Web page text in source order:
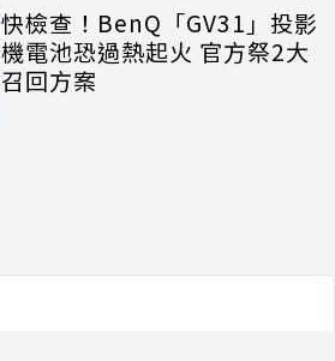
快檢查！BenQ「GV31」投影
機電池恐過熱起火 官方祭2大
召回方案